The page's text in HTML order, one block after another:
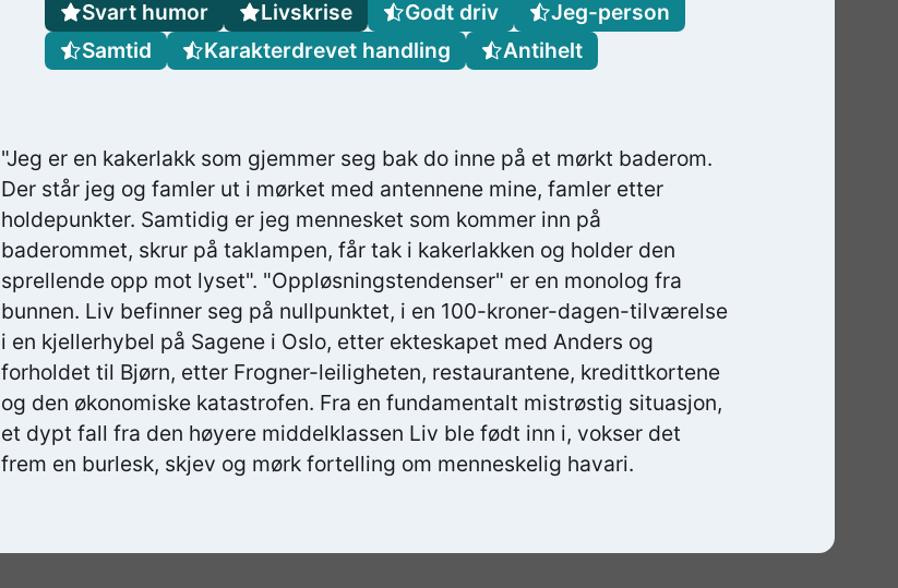
"Jeg er en kakerlakk som gjemmer seg bak do inne på et mørkt baderom.
Der står jeg og famler ut i mørket med antennene mine, famler etter
holdepunkter. Samtidig er jeg mennesket som kommer inn på
baderommet, skrur på taklampen, får tak i kakerlakken og holder den
sprellende opp mot lyset". "Oppløsningstendenser" er en monolog fra
bunnen. Liv befinner seg på nullpunktet, i en 100-kroner-dagen-tilværelse
i en kjellerhybel på Sagene i Oslo, etter ekteskapet med Anders og
forholdet til Bjørn, etter Frogner-leiligheten, restaurantene, kredittkortene
og den økonomiske katastrofen. Fra en fundamentalt mistrøstig situasjon,
et dypt fall fra den høyere middelklassen Liv ble født inn i, vokser det
frem en burlesk, skjev og mørk fortelling om menneskelig havari.
Svart humor Livskrise Godt driv
Jeg-person
Samtid
Karakterdrevet handling Antihelt